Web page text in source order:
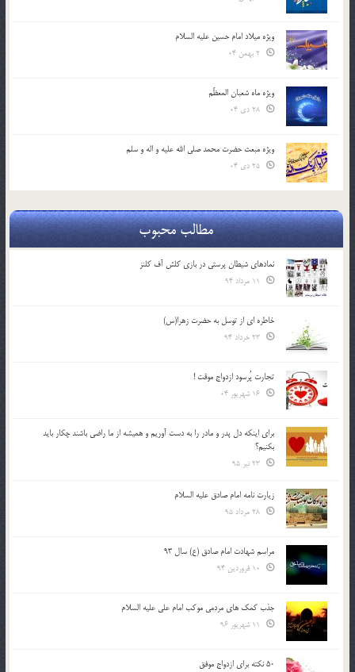
ویژه میلاد امام حسین علیه السلام
ویژه ماه شعبان المعظّم
ویژه مبعث حضرت محمد صلی الله علیه و اله و سلم
مطالب محبوب
نمادهای شیطان پرستی در بازی کلش آف کلنز
خاطره ای از توسل به حضرت زهرا(س)
تجارت پُرسود ازدواج موقت !
براي اينكه دل پدر و مادر را به دست آوريم و هميشه از ما راضي باشند چكار بايد
بكنيم؟
زیارت نامه امام صادق علیه السلام
مراسم شهادت امام صادق (ع) سال 93
جذب کمک های مردمی موکب امام علی علیه السلام
50 نکته برای ازدواج موفق